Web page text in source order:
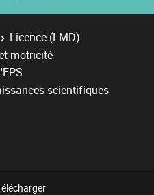
Licence (LMD)
motricité
scientifiques